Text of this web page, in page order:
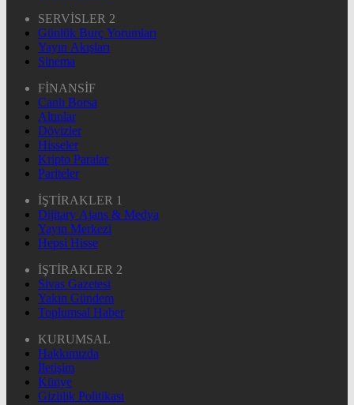
SERVİSLER 2
Günlük Burç Yorumları
Yayın Akışları
Sinema
FİNANSİF
Canlı Borsa
Altınlar
Dövizler
Hisseler
Kripto Paralar
Pariteler
İŞTİRAKLER 1
Dijitary Ajans & Medya
Yayın Merkezi
Hepsi Hisse
İŞTİRAKLER 2
Sivas Gazetesi
Yakın Gündem
Toplumsal Haber
KURUMSAL
Hakkımızda
İletişim
Künye
Gizlilik Politikası